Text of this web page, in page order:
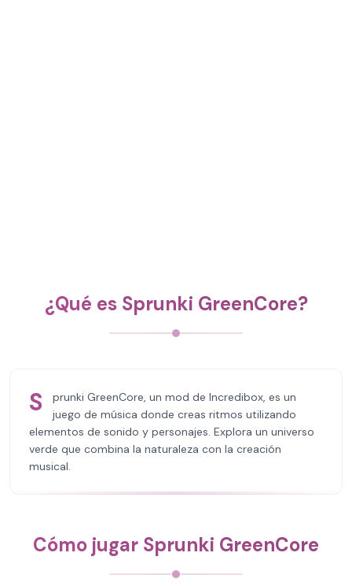
¿Qué es Sprunki GreenCore?
S
prunki GreenCore, un mod de Incredibox, es un
juego de música donde creas ritmos utilizando
elementos de sonido y personajes. Explora un universo
verde que combina la naturaleza con la creación
musical.
Cómo jugar Sprunki GreenCore